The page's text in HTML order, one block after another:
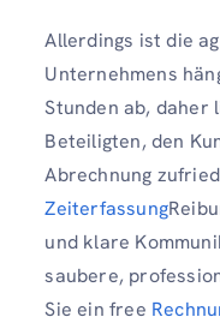
Allerdings ist die
Unternehmens
Stunden ab, daher
Beteiligten, den
Abrechnung
Zeiterfassung
und klare
saubere,
Sie ein free